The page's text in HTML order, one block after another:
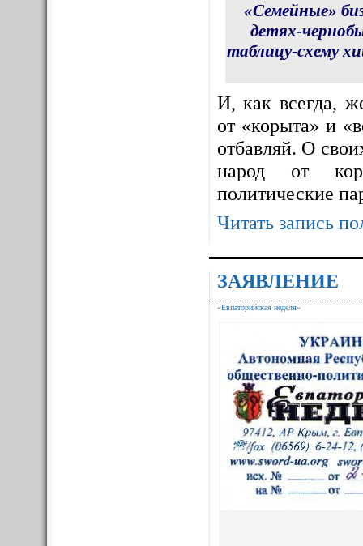
«Семейные»
детях-
таблицу-схему
И, как всегда,
от «корыта» и
отбавляй. О
народ от
политические
Читать запись
ЗАЯВЛЕНИЕ
«Евпаторийская неделя»